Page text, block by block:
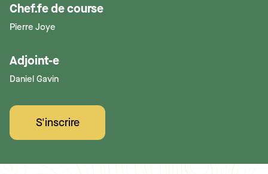
Chef.fe de course
Pierre Joye
Adjoint-e
Daniel Gavin
S'inscrire